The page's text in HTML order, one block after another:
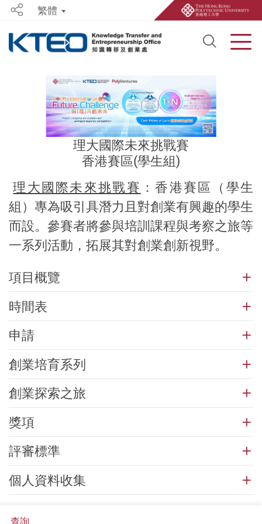
Open
Share繁體
理大國際未來挑戰賽
香港賽區(學生組)
理大國際未來挑戰賽 ：香港賽區（學生
組）專為吸引具潛力且對創業有興趣的學生
而設。參賽者將參與培訓課程與考察之旅等
一系列活動，拓展其對創業創新視野。
項目概覽
時間表
申請
創業培育系列
創業探索之旅
獎項
評審標準
個人資料收集
查詢